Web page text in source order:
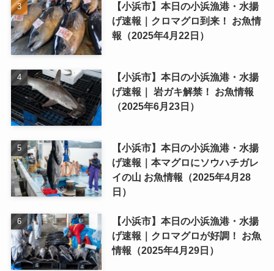
【小浜市】本日の小浜漁港・水揚
げ速報｜クロマグロ到来！ お魚情
報（2025年4月22日）
【小浜市】本日の小浜漁港・水揚
げ速報｜ 岩ガキ解禁！ お魚情報
（2025年6月23日）
【小浜市】本日の小浜漁港・水揚
げ速報｜本マグロにソウハチガレ
イの山 お魚情報（2025年4月28
日）
【小浜市】本日の小浜漁港・水揚
げ速報｜クロマグロが好調！ お魚
情報（2025年4月29日）